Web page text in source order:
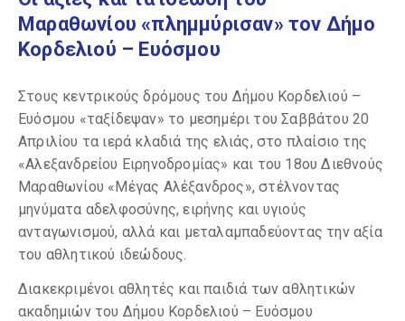
Μαραθωνίου «πλημμύρισαν» τον Δήμο
Κορδελιού – Ευόσμου
Στους κεντρικούς δρόμους του Δήμου Κορδελιού –
Ευόσμου «ταξίδεψαν» το μεσημέρι του Σαββάτου 20
Απριλίου τα ιερά κλαδιά της ελιάς, στο πλαίσιο της
«Αλεξανδρείου Ειρηνοδρομίας» και του 18ου Διεθνούς
Μαραθωνίου «Μέγας Αλέξανδρος», στέλνοντας
μηνύματα αδελφοσύνης, ειρήνης και υγιούς
ανταγωνισμού, αλλά και μεταλαμπαδεύοντας την αξία
του αθλητικού ιδεώδους.
Διακεκριμένοι αθλητές και παιδιά των αθλητικών
ακαδημιών του Δήμου Κορδελιού – Ευόσμου